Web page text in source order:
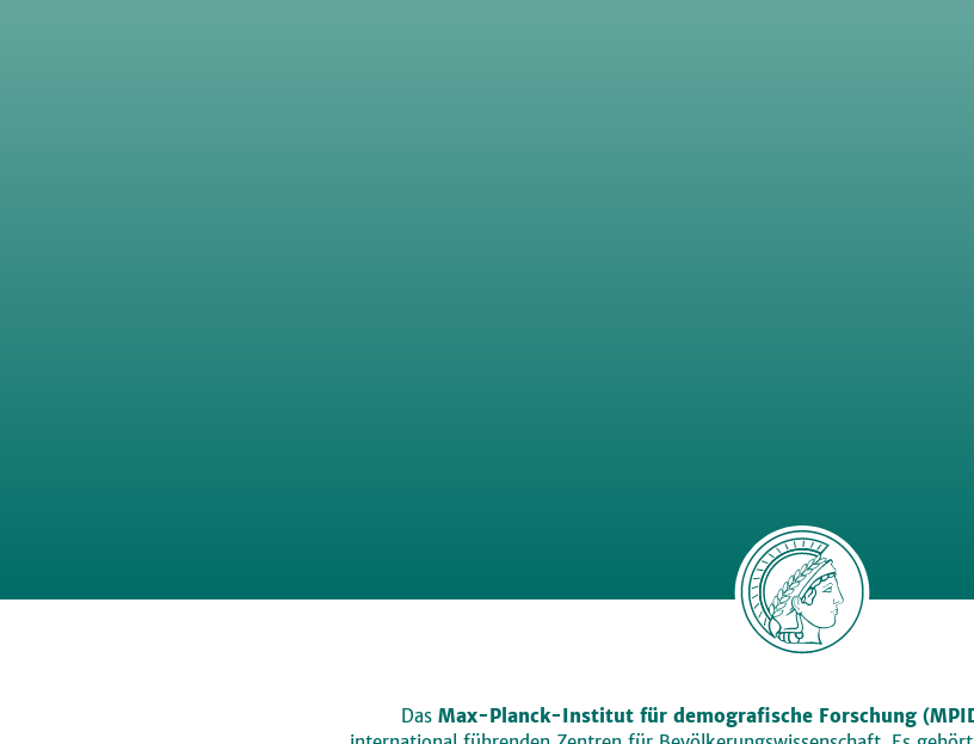
Das Max-Planck-Institut für demografische Forschung